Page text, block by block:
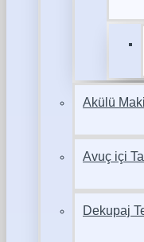
Akülü
Avuç içi
Dekupaj